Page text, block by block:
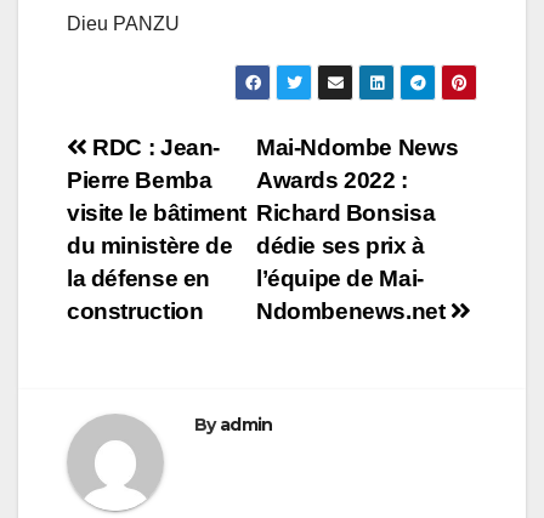
Dieu PANZU
Navigation
de
l’article
Mai-Ndombe News
Awards 2022 :
Richard Bonsisa
dédie ses prix à
l’équipe de Mai-
Ndombenews.net
RDC : Jean-
Pierre Bemba
visite le bâtiment
du ministère de
la défense en
construction
Byadmin